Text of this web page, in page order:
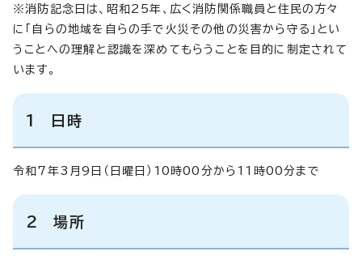
※消防記念日は、昭和25年、広く消防関係職員と住民の方々
に「自らの地域を自らの手で火災その他の災害から守る」とい
うことへの理解と認識を深めてもらうことを目的に制定されて
います。
1 日時
令和7年3月9日（日曜日）10時00分から11時00分まで
2 場所